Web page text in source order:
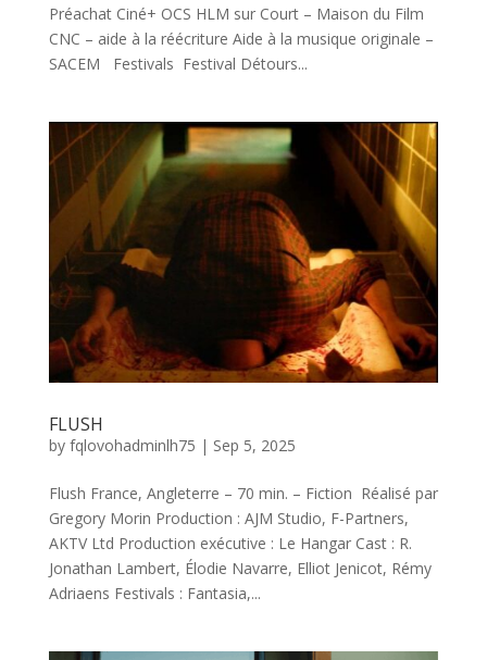
Préachat Ciné+ OCS HLM sur Court – Maison du Film
CNC – aide à la réécriture Aide à la musique originale –
SACEM Festivals Festival Détours...
FLUSH
by fqlovohadminlh75 | Sep 5, 2025
Flush France, Angleterre – 70 min. – Fiction Réalisé par
Gregory Morin Production : AJM Studio, F-Partners,
AKTV Ltd Production exécutive : Le Hangar Cast : R.
Jonathan Lambert, Élodie Navarre, Elliot Jenicot, Rémy
Adriaens Festivals : Fantasia,...